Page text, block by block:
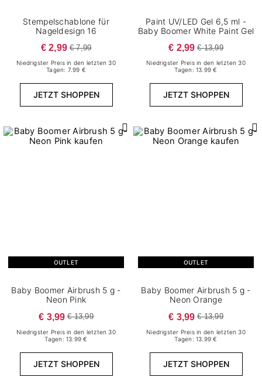
Stempelschablone für
Nageldesign 16
€ 2,99 € 7,99
Niedrigster Preis in den letzten 30
Tagen: 7.99 €
JETZT SHOPPEN
Paint UV/LED Gel 6,5 ml -
Baby Boomer White Paint Gel
€ 2,99 € 13,99
Niedrigster Preis in den letzten 30
Tagen: 13.99 €
JETZT SHOPPEN
OUTLET
Baby Boomer Airbrush 5 g -
Neon Pink
€ 3,99 € 13,99
Niedrigster Preis in den letzten 30
Tagen: 13.99 €
JETZT SHOPPEN
OUTLET
Baby Boomer Airbrush 5 g -
Neon Orange
€ 3,99 € 13,99
Niedrigster Preis in den letzten 30
Tagen: 13.99 €
JETZT SHOPPEN